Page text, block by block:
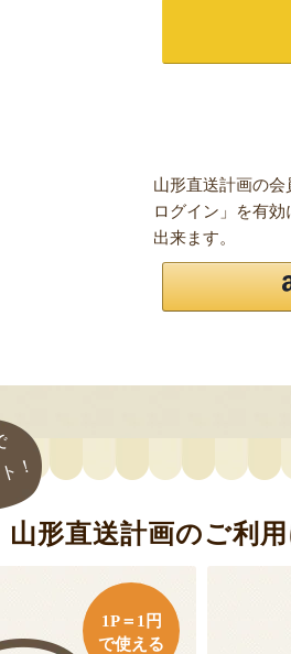
山形直送計画の
ログイン」を有
出来ます。
！
山形直送計画のご利用
1P＝1円
で使える